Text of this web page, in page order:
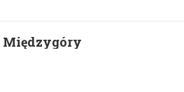
Międzygóry